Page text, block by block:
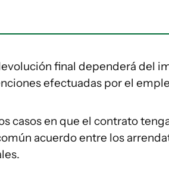
final dependerá del
efectuadas por el
casos en que el contrato
acuerdo entre los